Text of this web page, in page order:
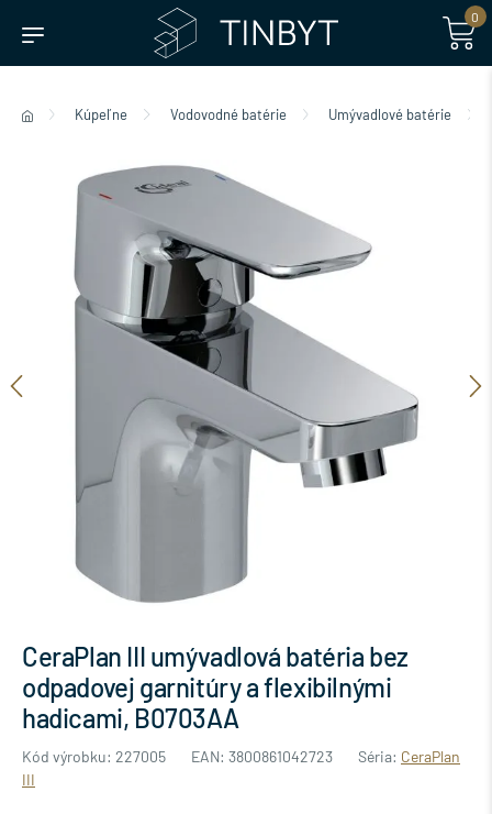
0
Kúpeľne Vodovodné batérie Umývadlové batérie
CeraPlan III umývadlová batéria bez
odpadovej garnitúry a flexibilnými
hadicami, B0703AA
Kód výrobku: 227005 EAN: 3800861042723 Séria: CeraPlan
III